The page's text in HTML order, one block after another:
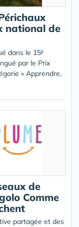
national de
dans le 15ᵉ
par le Prix
« Apprendre,
de
Comme
partagée et des